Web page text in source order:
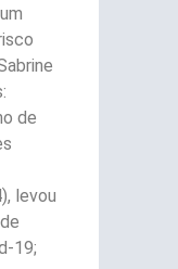
de
levou
19;